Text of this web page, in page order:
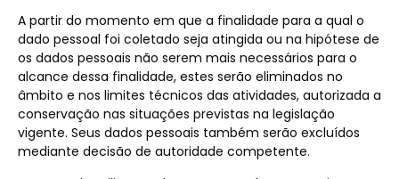
A partir do momento em que a finalidade para a qual o
dado pessoal foi coletado seja atingida ou na hipótese de
os dados pessoais não serem mais necessários para o
alcance dessa finalidade, estes serão eliminados no
âmbito e nos limites técnicos das atividades, autorizada a
conservação nas situações previstas na legislação
vigente. Seus dados pessoais também serão excluídos
mediante decisão de autoridade competente.